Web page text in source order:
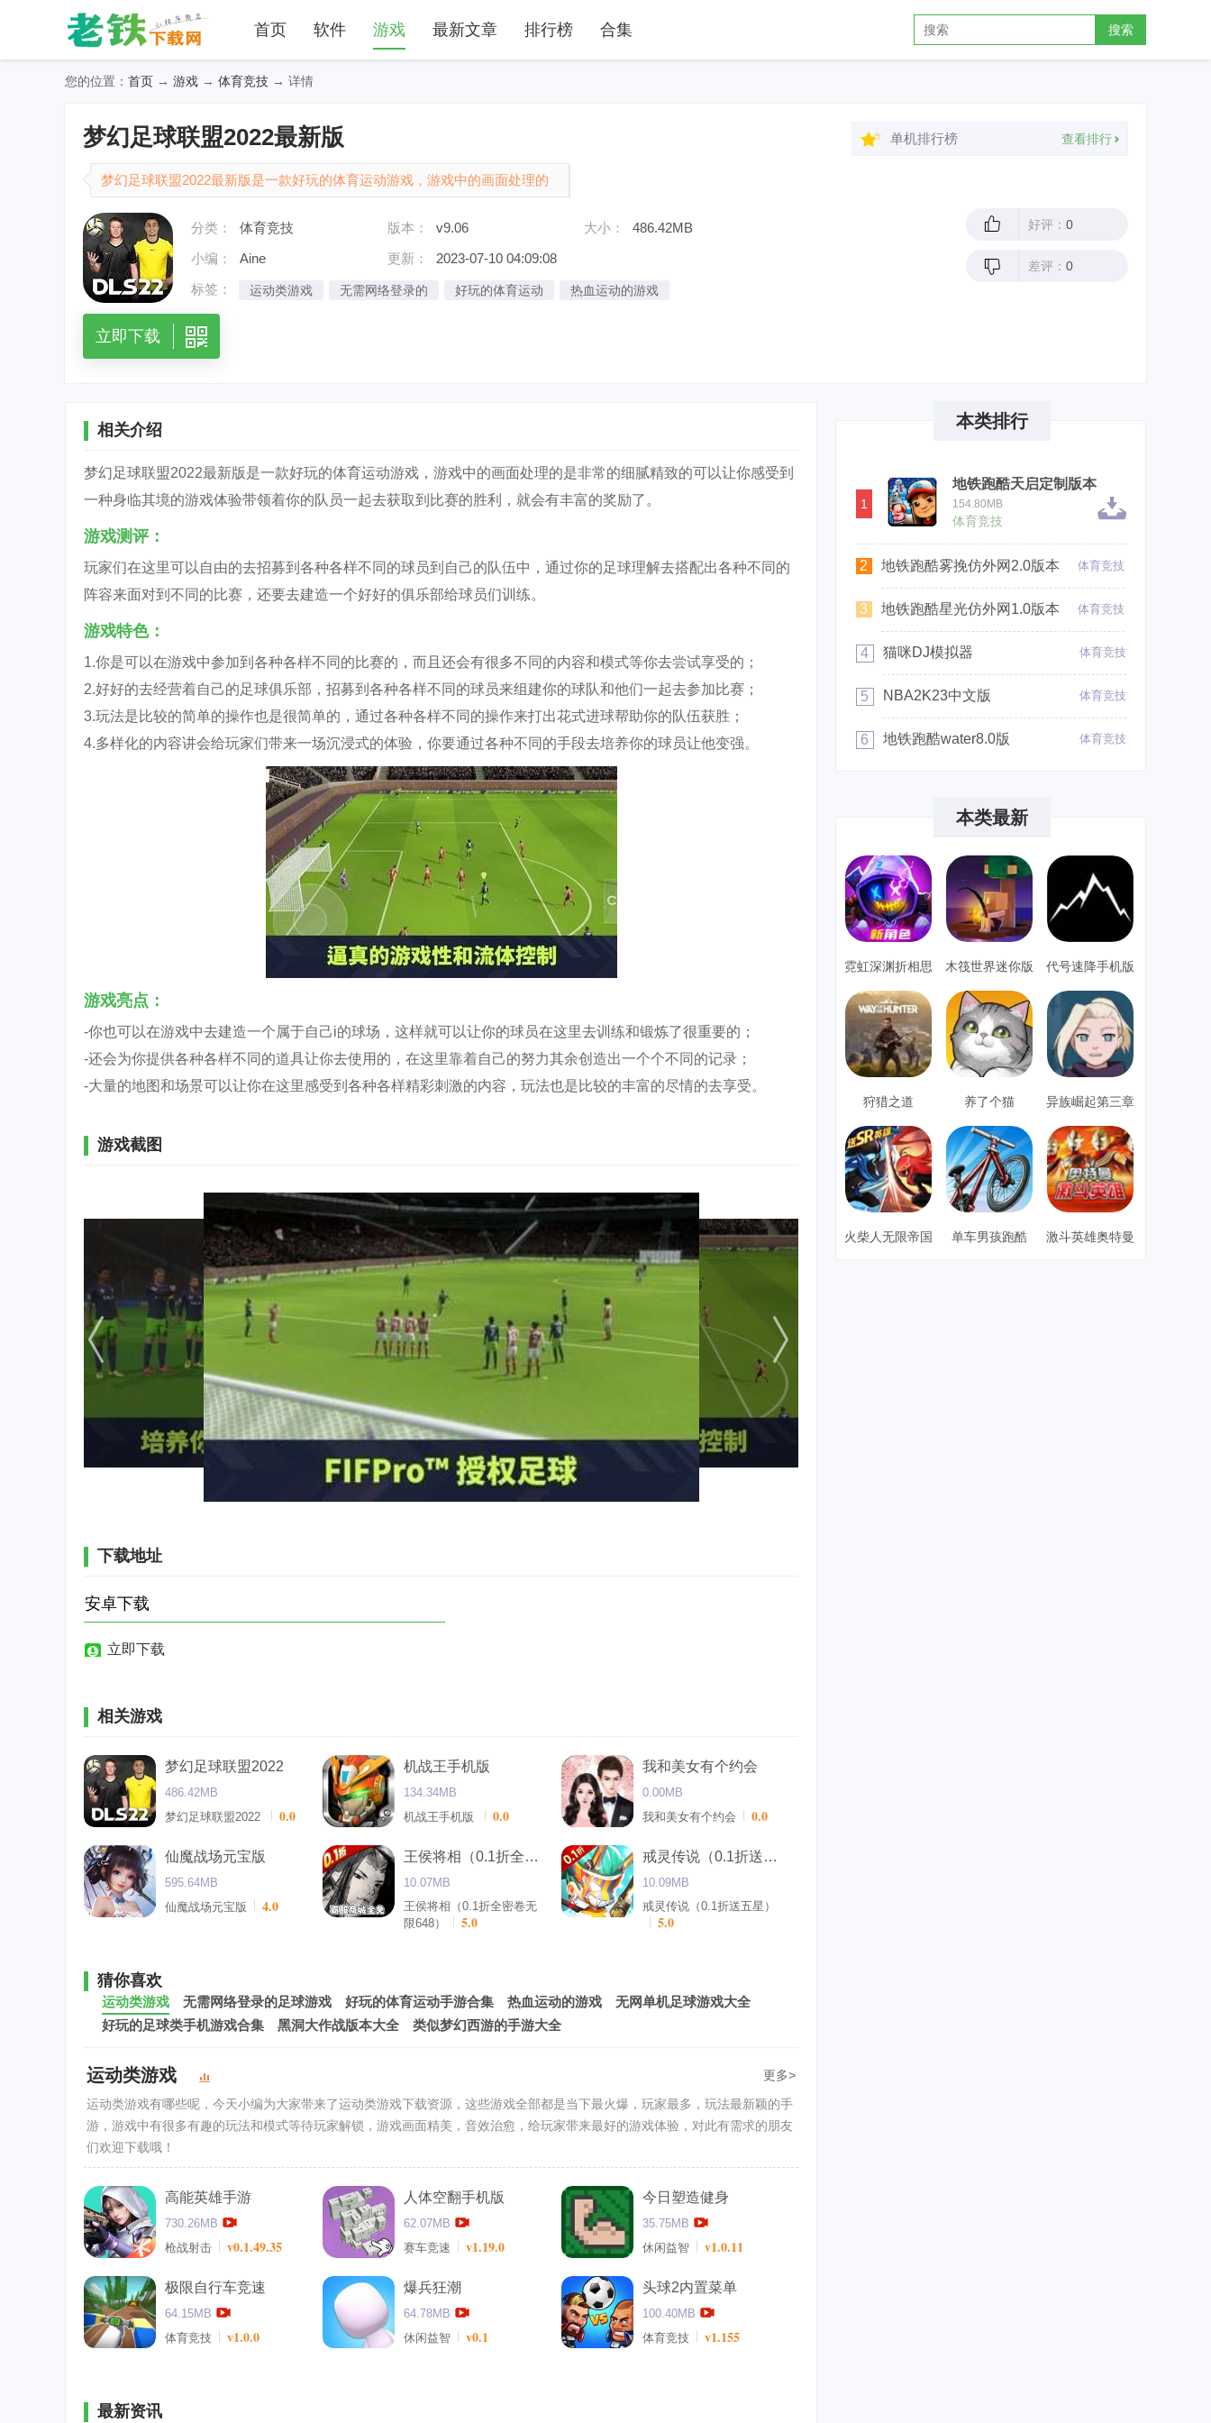
首页 软件 游戏 最新文章 排行榜 合集 搜索
您的位置： 首页 → 游戏 → 体育竞技 → 详情
梦幻足球联盟2022最新版
梦幻足球联盟2022最新版是一款好玩的体育运动游戏，游戏中的画面处理的
是非常的细腻精致的可以让你感受到一种身临其境的游戏体验带领着你的队员
一起去获取到比赛的胜利，就会有丰富的奖励了。
分类： 体育竞技 版本： v9.06 大小：
486.42MB
小编：
Aine 更新：
2023-07-10 04:09:08
标签：
运动类游戏 无需网络登录的 好玩的体育运动
热血运动的游戏
立即下载
单机排行榜 查看排行
好评： 0
差评： 0
相关介绍
梦幻足球联盟2022最新版是一款好玩的体育运动游戏，游戏中的画面处理的是非常的细腻精致的可以让你感受到
一种身临其境的游戏体验带领着你的队员一起去获取到比赛的胜利，就会有丰富的奖励了。
游戏测评：
玩家们在这里可以自由的去招募到各种各样不同的球员到自己的队伍中，通过你的足球理解去搭配出各种不同的
阵容来面对到不同的比赛，还要去建造一个好好的俱乐部给球员们训练。
游戏特色：
1.你是可以在游戏中参加到各种各样不同的比赛的，而且还会有很多不同的内容和模式等你去尝试享受的；
2.好好的去经营着自己的足球俱乐部，招募到各种各样不同的球员来组建你的球队和他们一起去参加比赛；
3.玩法是比较的简单的操作也是很简单的，通过各种各样不同的操作来打出花式进球帮助你的队伍获胜；
4.多样化的内容讲会给玩家们带来一场沉浸式的体验，你要通过各种不同的手段去培养你的球员让他变强。
游戏亮点：
-你也可以在游戏中去建造一个属于自己i的球场，这样就可以让你的球员在这里去训练和锻炼了很重要的；
-还会为你提供各种各样不同的道具让你去使用的，在这里靠着自己的努力其余创造出一个个不同的记录；
-大量的地图和场景可以让你在这里感受到各种各样精彩刺激的内容，玩法也是比较的丰富的尽情的去享受。
游戏截图
下载地址
安卓下载
立即下载
相关游戏
梦幻足球联盟2022
486.42MB
梦幻足球联盟2022
0.0
机战王手机版
134.34MB
机战王手机版
0.0
我和美女有个约会
0.00MB
我和美女有个约会
0.0
仙魔战场元宝版
595.64MB
仙魔战场元宝版
4.0
王侯将相（0.1折全密卷无限648）
10.07MB
王侯将相（0.1折全密卷无
限648）
5.0
戒灵传说（0.1折送五星）
10.09MB
戒灵传说（0.1折送五星）
5.0
猜你喜欢
运动类游戏 无需网络登录的足球游戏 好玩的体育运动手游合集 热血运动的游戏
无网单机足球游戏大全
好玩的足球类手机游戏合集
黑洞大作战版本大全 类似梦幻西游的手游大全
运动类游戏
更多>
运动类游戏有哪些呢，今天小编为大家带来了运动类游戏下载资源，这些游戏全部都是当下最火爆，玩家最多，玩法最新颖的手
游，游戏中有很多有趣的玩法和模式等待玩家解锁，游戏画面精美，音效治愈，给玩家带来最好的游戏体验，对此有需求的朋友
们欢迎下载哦！
高能英雄手游
730.26MB
枪战射击
v0.1.49.35
人体空翻手机版
62.07MB
赛车竞速
v1.19.0
今日塑造健身
35.75MB
休闲益智
v1.0.11
极限自行车竞速
64.15MB
体育竞技
v1.0.0
爆兵狂潮
64.78MB
休闲益智
v0.1
头球2内置菜单
100.40MB
体育竞技
v1.155
最新资讯
本类排行
1
地铁跑酷天启定制版本
154.80MB
体育竞技
2 地铁跑酷雾挽仿外网2.0版本 体育竞技
3 地铁跑酷星光仿外网1.0版本 体育竞技
4 猫咪DJ模拟器 体育竞技
5 NBA2K23中文版 体育竞技
6 地铁跑酷water8.0版 体育竞技
本类最新
霓虹深渊折相思
单机安卓
木筏世界迷你版 代号速降手机版
狩猎之道 养了个猫 异族崛起第三章
火柴人无限帝国 单车男孩跑酷 激斗英雄奥特曼